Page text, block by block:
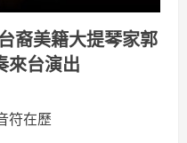
裔美籍大提琴家郭
來台演出
符在歷